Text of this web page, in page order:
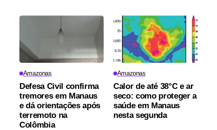
Amazonas
Defesa Civil confirma
tremores em Manaus
e dá orientações após
terremoto na
Colômbia
Amazonas
Calor de até 38°C e ar
seco: como proteger a
saúde em Manaus
nesta segunda